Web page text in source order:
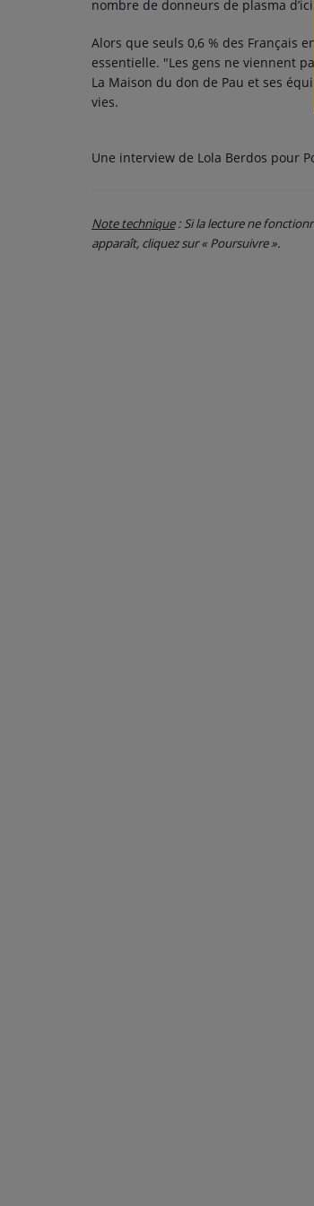
nombre de donneurs de plasma
Alors que seuls 0,6 % des Français
essentielle. "Les gens ne viennent
La Maison du don de Pau et ses
vies.
Une interview de Lola Berdos pour
Note technique: Si la lecture ne
apparaît, cliquez sur « Poursuivre ».